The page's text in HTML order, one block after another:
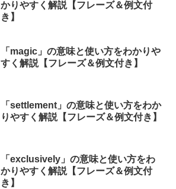
かりやすく解説【フレーズ＆例文付
き】
「magic」の意味と使い方をわかりや
すく解説【フレーズ＆例文付き】
「settlement」の意味と使い方をわか
りやすく解説【フレーズ＆例文付き】
「exclusively」の意味と使い方をわ
かりやすく解説【フレーズ＆例文付
き】